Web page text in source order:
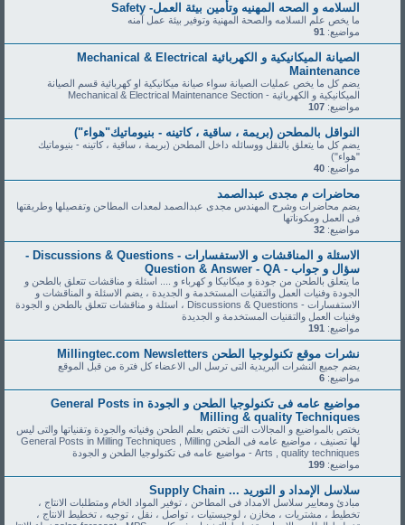
السلامه و الصحه المهنيه وتأمين بيئة العمل- Safety
ما يخص علم السلامه والصحة المهنية وتوفير بيئة عمل آمنه
مواضيع: 91
الصيانة الميكانيكية و الكهربائية Mechanical & Electrical
Maintenance
يضم كل ما يخص عمليات الصيانة سواء صيانة ميكانيكية او كهربائية قسم الصيانة
الميكانيكية و الكهربائية - Mechanical & Electrical Maintenance Section
مواضيع: 107
النواقل بالمطحن (بريمة ، ساقية ، كاتينه - بنيوماتيك"هواء")
يضم كل ما يتعلق بالنقل ووسائله داخل المطحن (بريمة ، ساقية ، كاتينه - بنيوماتيك
"هواء")
مواضيع: 40
محاضرات م مجدى عبدالصمد
يضم محاضرات وشرح المهندس مجدى عبدالصمد لمعدات المطاحن وتفصيلها وطريقتها
فى العمل ومكوناتها
مواضيع: 32
الاسئلة و المناقشات و الاستفسارات - Discussions & Questions -
سؤال و جواب - Question & Answer - QA
ما يتعلق بالطحن من جودة و ميكانيكا و كهرباء و .... اسئلة و مناقشات تتعلق بالطحن و
الجودة وفنيات العمل والتقنيات المستخدمة و الجديدة ، يضم الاسئلة و المناقشات و
الاستفسارات - Discussions & Questions ، اسئلة و مناقشات تتعلق بالطحن و الجودة
وفنيات العمل والتقنيات المستخدمة و الجديدة
مواضيع: 191
نشرات موقع تكنولوجيا الطحن Millingtec.com Newsletters
يضم جميع النشرات البريدية التى ترسل الى الاعضاء كل فترة من قبل الموقع
مواضيع: 6
مواضيع عامه فى تكنولوجيا الطحن و الجودة General Posts in
Milling & quality Techniques
يختص بالمواضيع و المجالات التى تختص بعلم الطحن وفنياته والجودة وتقنياتها والتى ليس
لها تصنيف ، مواضيع عامه فى الطحن General Posts in Milling Techniques , Milling
Arts , quality techniques - مواضيع عامه فى تكنولوجيا الطحن و الجودة
مواضيع: 199
سلاسل الإمداد و التوريد ... Supply Chain
مبادئ ومعايير سلاسل الامداد فى المطاحن ، توفير المواد الخام ومتطلبات الانتاج ،
تخطيط ، مشتريات ، مخازن ، لوجيستيات ، تواصل ، نقل ، توجيه ، تخطيط الانتاج ،